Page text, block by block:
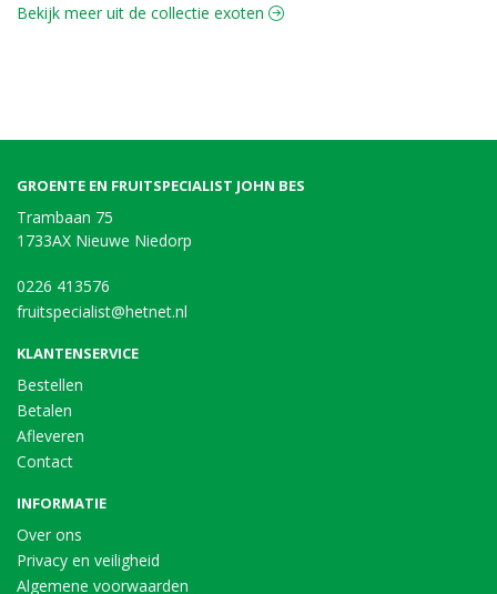
Bekijk meer uit de collectie exoten
GROENTE EN FRUITSPECIALIST JOHN BES
Trambaan 75
1733AX Nieuwe Niedorp
0226 413576
fruitspecialist@hetnet.nl
KLANTENSERVICE
Bestellen
Betalen
Afleveren
Contact
INFORMATIE
Over ons
Privacy en veiligheid
Algemene voorwaarden